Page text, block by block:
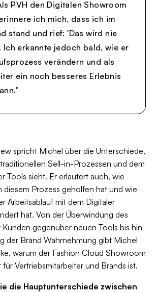
PVH den Digitalen Showroom
ich mich, dass ich im
stand und rief: 'Das wird nie
Ich erkannte jedoch bald, wie er
verändern und als
ein noch besseres Erlebnis
spricht Michel über die Unterschiede,
Sell-in-Prozessen und dem
Tools sieht. Er erläutert auch, wie
diesem Prozess geholfen hat und wie
Arbeitsablauf mit dem Digitaler
hat. Von der Überwindung des
gegenüber neuen Tools bis hin
der Brand Wahrnehmung gibt Michel
warum der Fashion Cloud Showroom
Vertriebsmitarbeiter und Brands ist.
die Hauptunterschiede zwischen